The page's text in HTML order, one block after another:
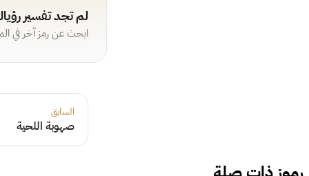
لم تجد تفسير
ابحث عن رمز آخر في
السابق
صهوبة اللحية